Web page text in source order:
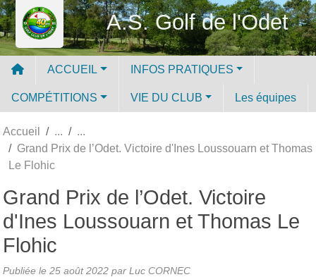
A.S. Golf de l'Odet
ACCUEIL INFOS PRATIQUES
COMPÉTITIONS VIE DU CLUB Les équipes
Accueil
Grand Prix de l’Odet. Victoire d'Ines Loussouarn et Thomas
Le Flohic
Grand Prix de l’Odet. Victoire
d'Ines Loussouarn et Thomas Le
Flohic
Publiée le 25 août 2022 par Luc CORNEC
Panneau de gestion des cookies